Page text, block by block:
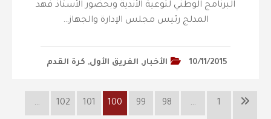
البرنامج الوطني لتوعية الأندية وبحضور الأستاذ فهد
المدلج رئيس مجلس الإدارة والجهاز…
10/11/2015 الأخبار, الفريق الأول, كرة القدم
1
…
98
99
100
101
102
…